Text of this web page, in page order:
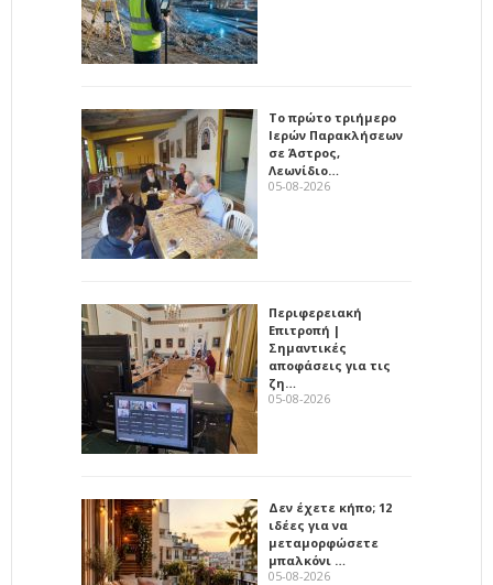
Το πρώτο τριήμερο
Ιερών Παρακλήσεων
σε Άστρος,
Λεωνίδιο…
05-08-2026
Περιφερειακή
Επιτροπή |
Σημαντικές
αποφάσεις για τις
ζη…
05-08-2026
Δεν έχετε κήπο; 12
ιδέες για να
μεταμορφώσετε
μπαλκόνι …
05-08-2026